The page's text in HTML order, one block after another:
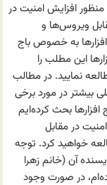
منظور افزایش امنیت در
ویروس‌ها و
به خصوص باج
این مطلب را
نمایید. در مطالب
بیشتر در مورد برخی
افزارها بحث کرده‌ایم
در مقابل
خواهید کرد. توجه
آن (خانم زهرا
در صورت وجود